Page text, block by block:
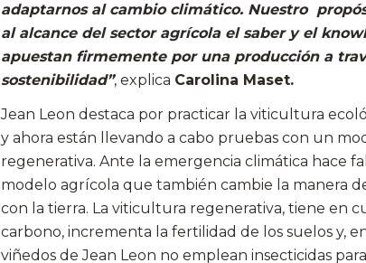
adaptarnos al cambio climático. Nuestro
al alcance del sector agrícola el saber y el
apuestan firmemente por una producción a
sostenibilidad”, explica Carolina Maset.
Jean Leon destaca por practicar la viticultura
y ahora están llevando a cabo pruebas con un
regenerativa. Ante la emergencia climática hace
modelo agrícola que también cambie la manera
con la tierra. La viticultura regenerativa, tiene en
carbono, incrementa la fertilidad de los suelos y,
viñedos de Jean Leon no emplean insecticidas